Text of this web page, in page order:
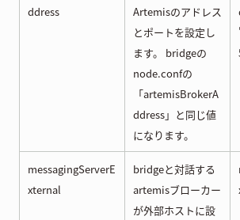
ddress
Artemisのアドレス
とポートを設定し
ます。 bridgeの
node.confの
「artemisBrokerA
ddress」と同じ値
になります。
messagingServerE
xternal
bridgeと対話する
artemisブローカー
が外部ホストに設